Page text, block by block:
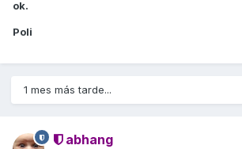
ok.
Poli
1 mes más tarde...
abhang